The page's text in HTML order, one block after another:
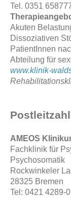
Tel. 0351
Akuten
Dissoziativen
PatientInnen
Abteilung für
www.klinik-
AMEOS
Fachklinik für
Psychosomatik
Rockwinkeler
28325 Bremen
Tel: 0421 4289-